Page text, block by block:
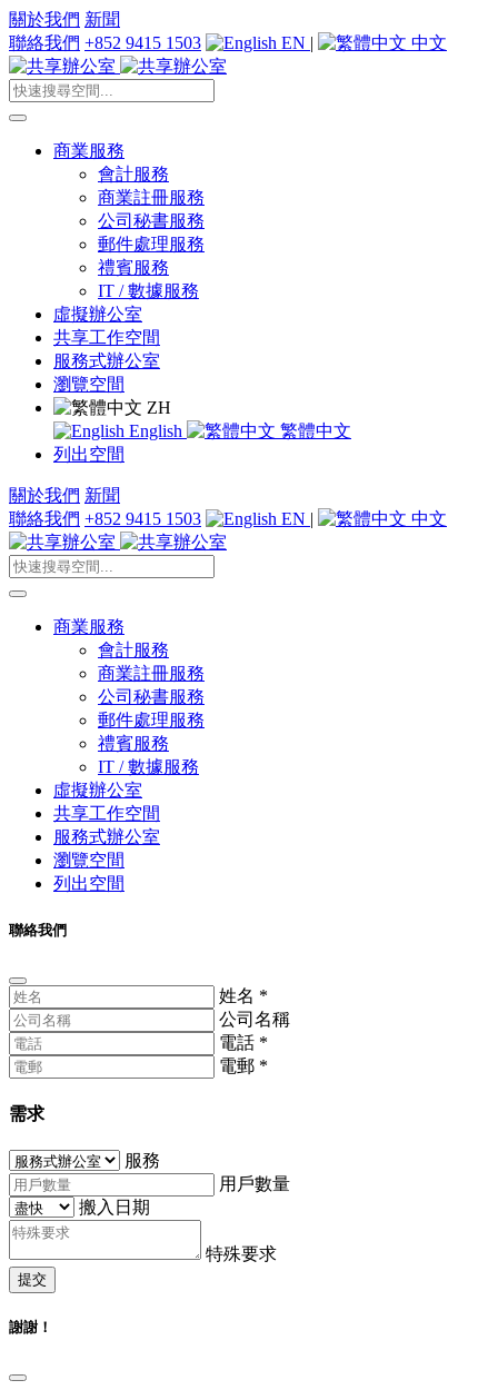
關於我們 新聞
聯絡我們 +852 9415 1503 EN | 中文
商業服務
會計服務
商業註冊服務
公司秘書服務
郵件處理服務
禮賓服務
IT / 數據服務
虛擬辦公室
共享工作空間
服務式辦公室
瀏覽空間
ZH
English
繁體中文
列出空間
關於我們 新聞
聯絡我們 +852 9415 1503 EN | 中文
商業服務
會計服務
商業註冊服務
公司秘書服務
郵件處理服務
禮賓服務
IT / 數據服務
虛擬辦公室
共享工作空間
服務式辦公室
瀏覽空間
列出空間
聯絡我們
姓名 *
公司名稱
電話 *
電郵 *
需求
服務
用戶數量
搬入日期
特殊要求
提交
謝謝！